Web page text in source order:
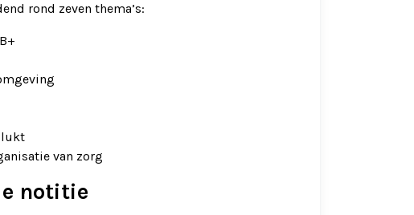
rond zeven thema’s:
lukt
van zorg
notitie